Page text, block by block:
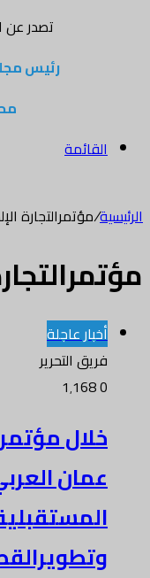
تصدر عن
رئيس
القائمة
الرئيسية/مؤتمرالتجارة
أخبار عاجلة
فريق التحرير
0
خلال
عمان